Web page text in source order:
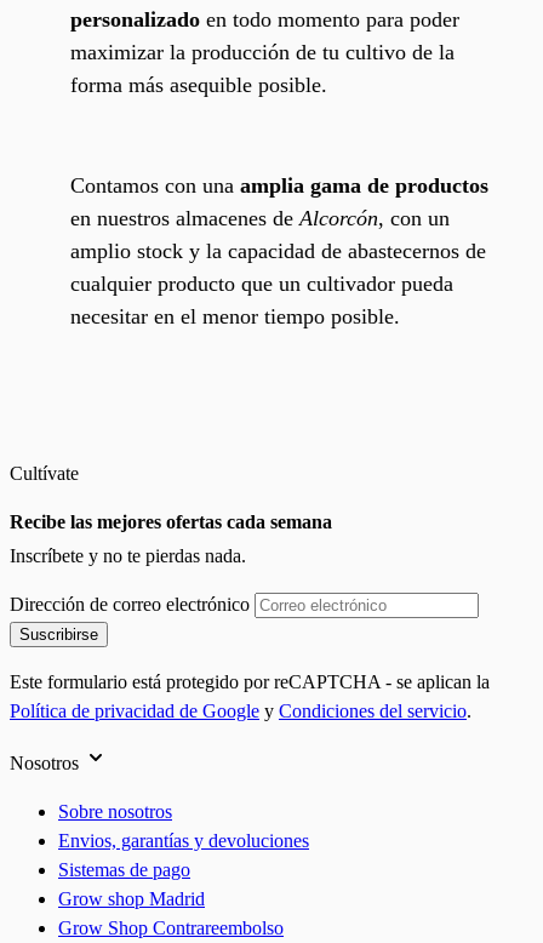
personalizado en todo momento para poder
maximizar la producción de tu cultivo de la
forma más asequible posible.
Contamos con una amplia gama de productos
en nuestros almacenes de Alcorcón, con un
amplio stock y la capacidad de abastecernos de
cualquier producto que un cultivador pueda
necesitar en el menor tiempo posible.
Cultívate
Recibe las mejores ofertas cada semana
Inscríbete y no te pierdas nada.
Dirección de correo electrónico
Suscribirse
Este formulario está protegido por reCAPTCHA - se aplican la
Política de privacidad de Google y Condiciones del servicio.
Nosotros
Sobre nosotros
Envios, garantías y devoluciones
Sistemas de pago
Grow shop Madrid
Grow Shop Contrareembolso